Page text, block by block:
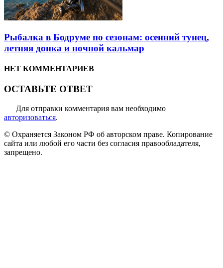
Рыбалка в Бодруме по сезонам: осенний тунец,
летняя донка и ночной кальмар
НЕТ КОММЕНТАРИЕВ
ОСТАВЬТЕ ОТВЕТ
Для отправки комментария вам необходимо
авторизоваться.
© Охраняется Законом РФ об авторском праве. Копирование
сайта или любой его части без согласия правообладателя,
запрещено.